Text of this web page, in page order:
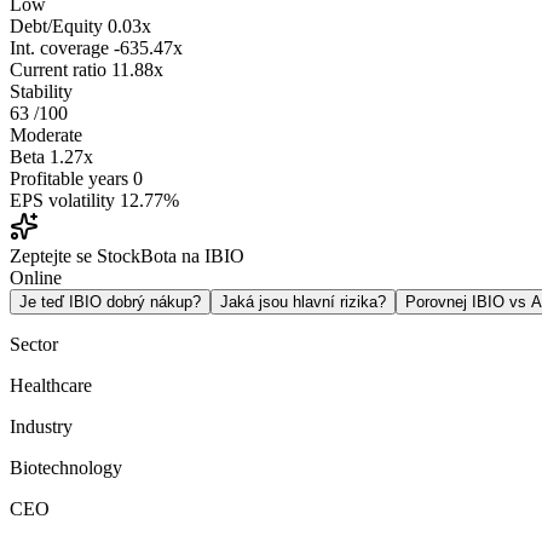
Low
Debt/Equity 0.03x
Int. coverage -635.47x
Current ratio 11.88x
Stability
63 /100
Moderate
Beta 1.27x
Profitable years 0
EPS volatility 12.77%
Zeptejte se StockBota na IBIO
Online
Je teď IBIO dobrý nákup? Jaká jsou hlavní rizika? Porovnej IBIO vs
Sector
Healthcare
Industry
Biotechnology
CEO